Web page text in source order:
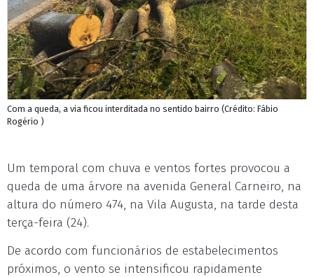
Com a queda, a via ficou interditada no sentido bairro (Crédito: Fábio
Rogério )
Um temporal com chuva e ventos fortes provocou a
queda de uma árvore na avenida General Carneiro, na
altura do número 474, na Vila Augusta, na tarde desta
terça-feira (24).
De acordo com funcionários de estabelecimentos
próximos, o vento se intensificou rapidamente